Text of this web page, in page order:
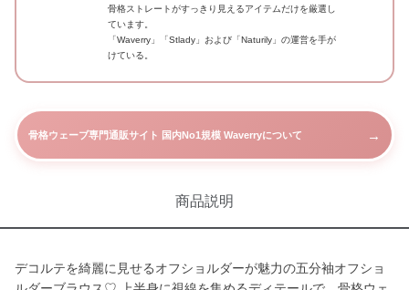
骨格ストレートがすっきり見えるアイテムだけを厳選し
ています。
「Waverry」「Stlady」および「Naturily」の運営を手が
けている。
骨格ウェーブ専門通販サイト 国内No1規模 Waverryについて →
商品説明
デコルテを綺麗に見せるオフショルダーが魅力の五分袖オフショ